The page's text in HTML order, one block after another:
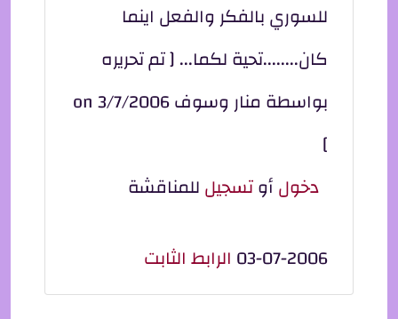
للسوري بالفكر والفعل اينما
كان........تحية لكما... [ تم تحريره
بواسطة منار وسوف on 3/7/2006
]
دخولأوتسجيلللمناقشة
03-07-2006 الرابط الثابت